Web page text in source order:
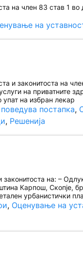
на член 83 став 1 во
на
и законитоста на
на приватните
на избран лекар
постапка,
, Решенија
на: –
Карпош, Скопје,
урбанистички
, Оценување на